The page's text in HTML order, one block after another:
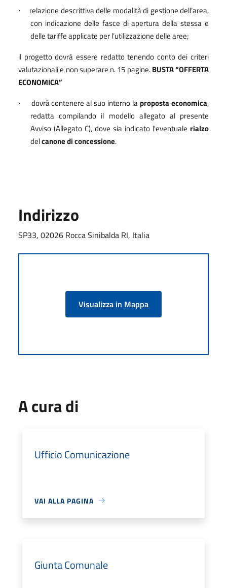
·
relazione descrittiva delle modalità di gestione dell’area,
con indicazione delle fasce di apertura della stessa e
delle tariffe applicate per l’utilizzazione delle aree;
il progetto dovrà essere redatto tenendo conto dei criteri
valutazionali e non superare n. 15 pagine.BUSTA “OFFERTA
ECONOMICA”
· dovrà contenere al suo interno la proposta economica,
redatta compilando il modello allegato al presente
Avviso (Allegato C), dove sia indicato l'eventuale rialzo
delcanone di concessione.
Indirizzo
SP33, 02026 Rocca Sinibalda RI, Italia
Visualizza in Mappa
A cura di
Ufficio Comunicazione
VAI ALLA PAGINA
Giunta Comunale